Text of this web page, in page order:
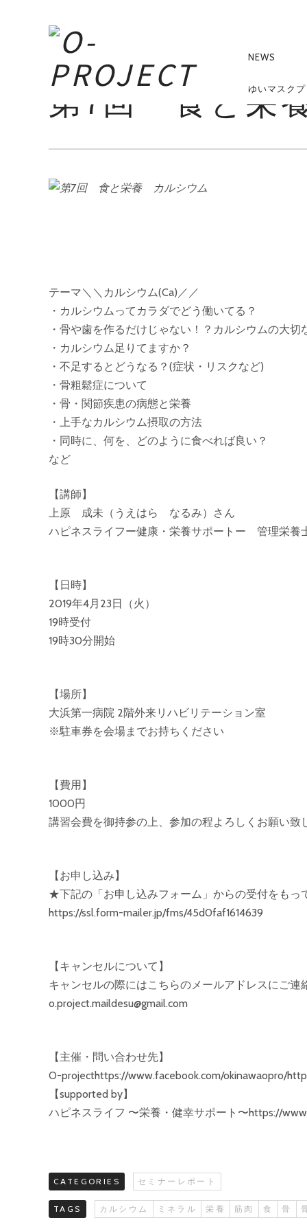
NEWS
ゆいマスクプ
第7回 食と栄
テーマ＼＼カルシウム(Ca)／／
・カルシウムってカラダでどう働いてる？
・骨や歯を作るだけじゃない！？カルシウムの大切
・カルシウム足りてますか？
・不足するとどうなる？(症状・リスクなど)
・骨粗鬆症について
・骨・関節疾患の病態と栄養
・上手なカルシウム摂取の方法
・同時に、何を、どのように食べれば良い？
など
【講師】
上原 成未（うえはら なるみ）さん
ハピネスライフー健康・栄養サポートー 管理栄養
【日時】
2019年4月23日（火）
19時受付
19時30分開始
【場所】
大浜第一病院 2階外来リハビリテーション室
※駐車券を会場までお持ちください
【費用】
1000円
講習会費を御持参の上、参加の程よろしくお願い致
【お申し込み】
★下記の「お申し込みフォーム」からの受付をもっ
https://ssl.form-mailer.jp/fms/45d0faf1614639
【キャンセルについて】
キャンセルの際にはこちらのメールアドレスにご連
o.project.maildesu@gmail.com
【主催・問い合わせ先】
O-projecthttps://www.facebook.com/okinawaopro/
【supported by】
ハピネスライフ 〜栄養・健幸サポート〜https://
CATEGORIES セミナーレポート
TAGS カルシウム ミネラル 栄養 筋肉 食 骨